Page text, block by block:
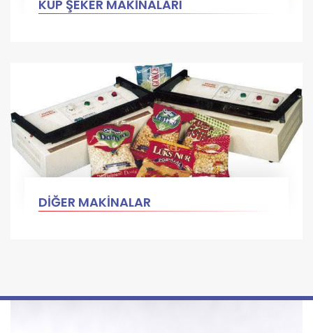
KÜP ŞEKER MAKİNALARI
DİĞER MAKİNALAR